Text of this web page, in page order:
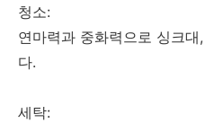
청소:
연마력과 중화력으로 싱크
다.
세탁: